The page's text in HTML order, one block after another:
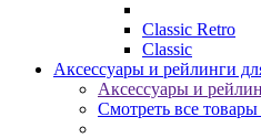
Classic Retro
Classic
Аксессуары и рейлинги
Аксессуары и
Смотреть все товары